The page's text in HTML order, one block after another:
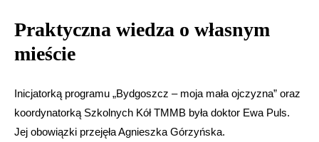
Praktyczna wiedza o własnym
mieście
Inicjatorką programu „Bydgoszcz – moja mała ojczyzna” oraz
koordynatorką Szkolnych Kół TMMB była doktor Ewa Puls.
Jej obowiązki przejęła Agnieszka Górzyńska.